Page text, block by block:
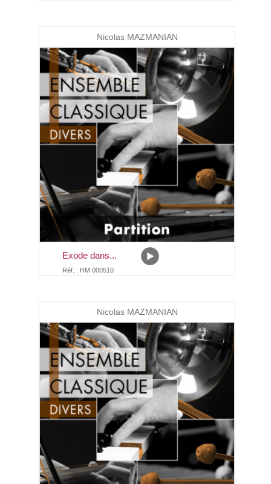
Nicolas MAZMANIAN
Exode dans...
Réf. : HM 000510
Nicolas MAZMANIAN